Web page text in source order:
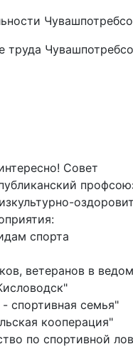
труда
Совет
спорта
ветеранов в
спортивная семья"
кооперация"
по спортивной